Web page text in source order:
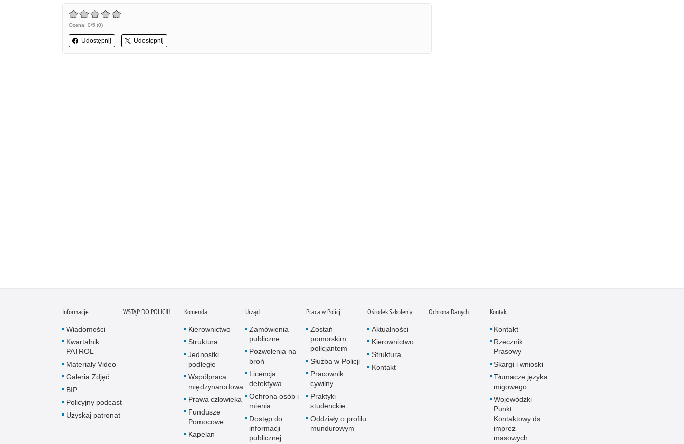
Ocena: 0/5 (0)
Udostępnij Udostępnij
Informacje
Wiadomości
Kwartalnik
PATROL
Materiały Video
Galeria Zdjęć
BIP
Policyjny podcast
Uzyskaj patronat
WSTĄP DO POLICJI! Komenda
Kierownictwo
Struktura
Jednostki
podległe
Współpraca
międzynarodowa
Prawa człowieka
Fundusze
Pomocowe
Kapelan
Urząd
Zamówienia
publiczne
Pozwolenia na
broń
Licencja
detektywa
Ochrona osób i
mienia
Dostęp do
informacji
publicznej
Praca w Policji
Zostań
pomorskim
policjantem
Służba w Policji
Pracownik
cywilny
Praktyki
studenckie
Oddziały o profilu
mundurowym
Ośrodek Szkolenia
Aktualności
Kierownictwo
Struktura
Kontakt
Ochrona Danych Kontakt
Kontakt
Rzecznik
Prasowy
Skargi i wnioski
Tłumacze języka
migowego
Wojewódzki
Punkt
Kontaktowy ds.
imprez
masowych